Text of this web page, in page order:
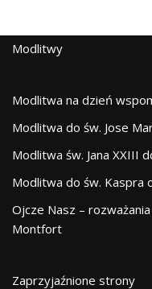
Modlitwy
Modlitwa na dzień
Modlitwa do św. Jose
Modlitwa św. Jana XXIII
Modlitwa do św. Kaspra
Ojcze Nasz –
Montfort
Zaprzyjaźnione strony